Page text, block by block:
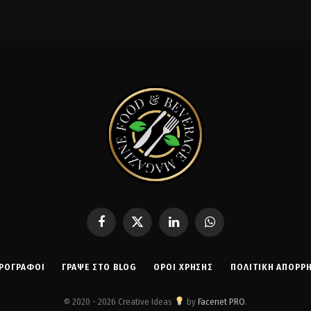
FacebookX
LinkedIn WhatsApp
ΓΡΆΨΕ ΣΤΟ BLOG ΌΡΟΙ ΧΡΉΣΗΣ ΠΟΛΙΤΙΚΉ
© 2020 - 2026 Creative Ideas by Facenet PRO.